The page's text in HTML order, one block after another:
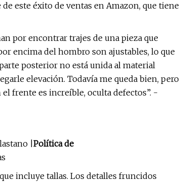
este éxito de ventas en Amazon, que tiene
por encontrar trajes de una pieza que
encima del hombro son ajustables, lo que
posterior no está unida al material
elevación. Todavía me queda bien, pero
frente es increíble, oculta defectos”. -
| Política de
incluye tallas. Los detalles fruncidos